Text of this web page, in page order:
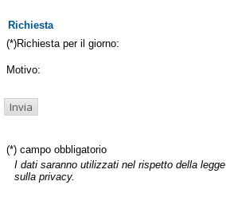
Richiesta
(*)Richiesta per il giorno:
Motivo:
(*) campo obbligatorio
I dati saranno utilizzati nel rispetto della legge
sulla privacy.